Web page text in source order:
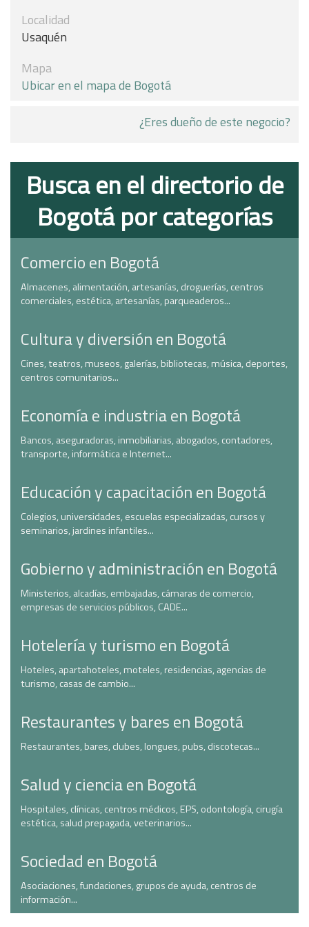
Localidad
Usaquén
Mapa
Ubicar en el mapa de Bogotá
¿Eres dueño de este negocio?
Busca en el directorio de
Bogotá por categorías
Comercio en Bogotá
Almacenes, alimentación, artesanías, droguerías, centros
comerciales, estética, artesanías, parqueaderos...
Cultura y diversión en Bogotá
Cines, teatros, museos, galerías, bibliotecas, música, deportes,
centros comunitarios...
Economía e industria en Bogotá
Bancos, aseguradoras, inmobiliarias, abogados, contadores,
transporte, informática e Internet...
Educación y capacitación en Bogotá
Colegios, universidades, escuelas especializadas, cursos y
seminarios, jardines infantiles...
Gobierno y administración en Bogotá
Ministerios, alcadías, embajadas, cámaras de comercio,
empresas de servicios públicos, CADE...
Hotelería y turismo en Bogotá
Hoteles, apartahoteles, moteles, residencias, agencias de
turismo, casas de cambio...
Restaurantes y bares en Bogotá
Restaurantes, bares, clubes, longues, pubs, discotecas...
Salud y ciencia en Bogotá
Hospitales, clínicas, centros médicos, EPS, odontología, cirugía
estética, salud prepagada, veterinarios...
Sociedad en Bogotá
Asociaciones, fundaciones, grupos de ayuda, centros de
información...